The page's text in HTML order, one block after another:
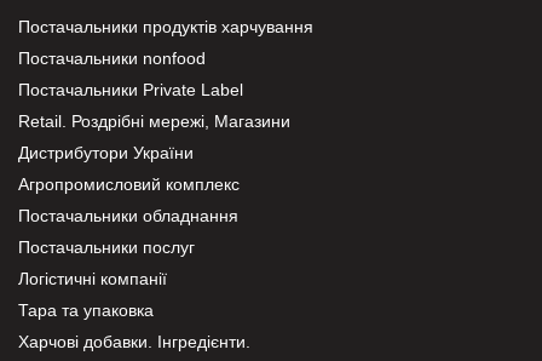
Постачальники продуктів харчування
Постачальники nonfood
Постачальники Private Label
Retail. Роздрібні мережі, Магазини
Дистрибутори України
Агропромисловий комплекс
Постачальники обладнання
Постачальники послуг
Логістичні компанії
Тара та упаковка
Харчові добавки. Інгредієнти.